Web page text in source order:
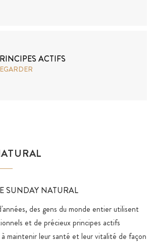
ACTIFS
SUNDAY NATURAL
des gens du monde entier utilisent
et de précieux principes actifs
maintenir leur santé et leur vitalité de façon